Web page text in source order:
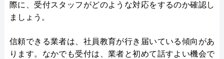
際に、受付スタッフがどのような対応をするのか確認し
ましょう。
信頼できる業者は、社員教育が行き届いている傾向があ
ります。なかでも受付は、業者と初めて話すよい機会で